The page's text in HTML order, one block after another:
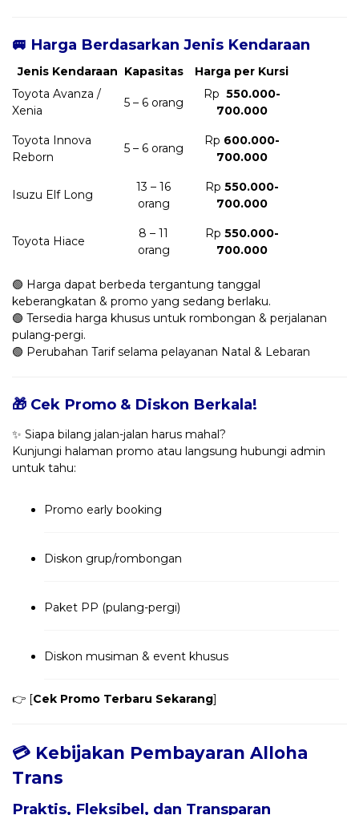
🚐 Harga Berdasarkan Jenis Kendaraan
Jenis Kendaraan Kapasitas
Harga per Kursi
Toyota Avanza /
Xenia
5 – 6 orang
Rp 550.000-
700.000
Toyota Innova
Reborn
5 – 6 orang
Rp 600.000-
700.000
Isuzu Elf Long
13 – 16
orang
Rp 550.000-
700.000
Toyota Hiace
8 – 11
orang
Rp 550.000-
700.000
🟢 Harga dapat berbeda tergantung tanggal
keberangkatan & promo yang sedang berlaku.
🟢 Tersedia harga khusus untuk rombongan & perjalanan
pulang-pergi.
🟢 Perubahan Tarif selama pelayanan Natal & Lebaran
🎁 Cek Promo & Diskon Berkala!
✨ Siapa bilang jalan-jalan harus mahal?
Kunjungi halaman promo atau langsung hubungi admin
untuk tahu:
Promo early booking
Diskon grup/rombongan
Paket PP (pulang-pergi)
Diskon musiman & event khusus
👉 [Cek Promo Terbaru Sekarang]
💳 Kebijakan Pembayaran Alloha
Trans
Praktis, Fleksibel, dan Transparan